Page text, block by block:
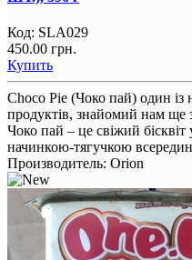
Код: SLA029
450.00 грн.
Купить
Choco Pie (Чоко пай) один із
продуктів, знайомий нам ще
Чоко пай – це свіжий
начинкою-тягучкою
Производитель: Orion